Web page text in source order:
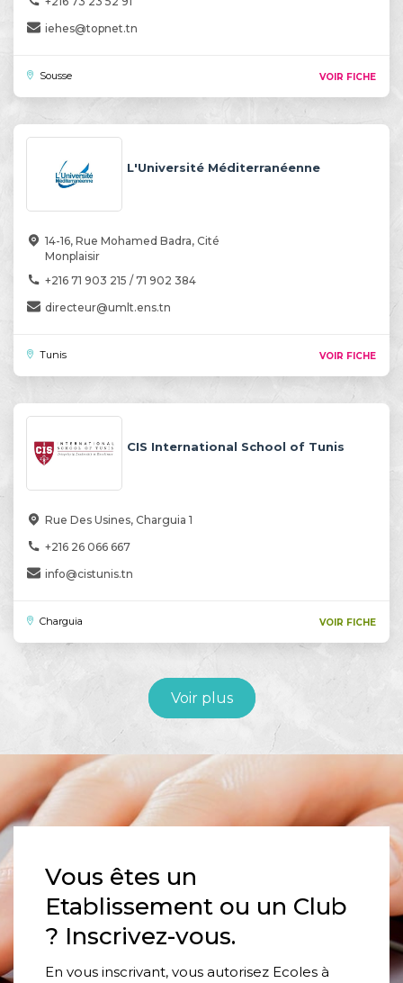
iehes@topnet.tn
Sousse VOIR FICHE
L'Université Méditerranéenne
14-16, Rue Mohamed Badra, Cité
Monplaisir
+216 71 903 215 / 71 902 384
directeur@umlt.ens.tn
Tunis VOIR FICHE
CIS International School of Tunis
Rue Des Usines, Charguia 1
+216 26 066 667
info@cistunis.tn
Charguia VOIR FICHE
Voir plus
Vous êtes un
Etablissement ou un Club
? Inscrivez-vous.
En vous inscrivant, vous autorisez Ecoles à